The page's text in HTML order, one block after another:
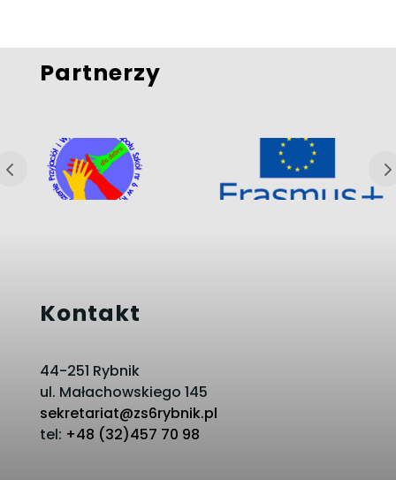
Partnerzy
Kontakt
44-251 Rybnik
ul. Małachowskiego 145
sekretariat@zs6rybnik.pl
tel: +48 (32)457 70 98